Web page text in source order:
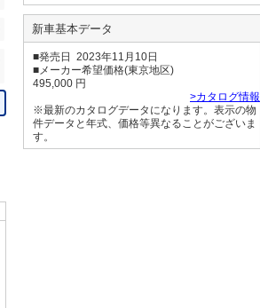
新車基本データ
■発売日 2023年11月10日
■メーカー希望価格(東京地区)
495,000 円
>カタログ情報
※最新のカタログデータになります。表示の物
件データと年式、価格等異なることがございま
す。